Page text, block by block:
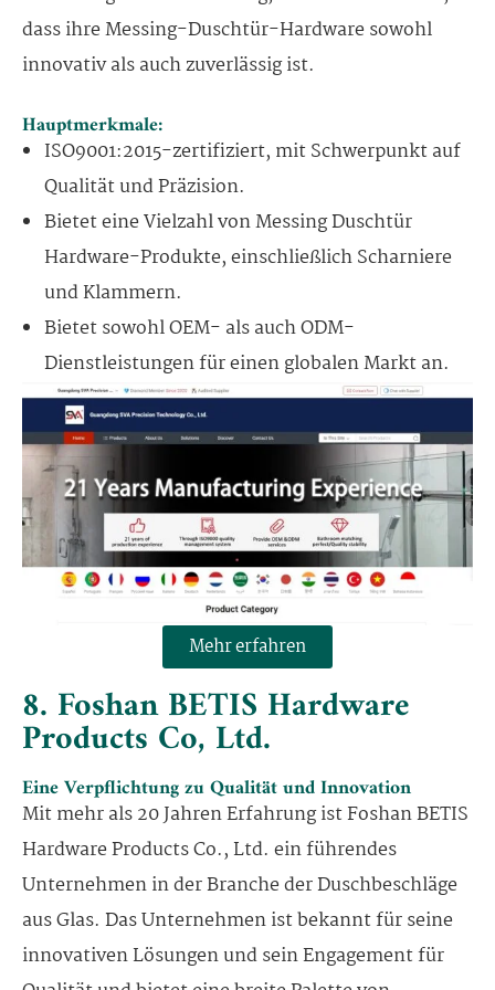
dass ihre Messing-Duschtür-Hardware sowohl
innovativ als auch zuverlässig ist.
Hauptmerkmale:
ISO9001:2015-zertifiziert, mit Schwerpunkt auf
Qualität und Präzision.
Bietet eine Vielzahl von Messing Duschtür
Hardware-Produkte, einschließlich Scharniere
und Klammern.
Bietet sowohl OEM- als auch ODM-
Dienstleistungen für einen globalen Markt an.
Mehr erfahren
8. Foshan BETIS Hardware
Products Co, Ltd.
Eine Verpflichtung zu Qualität und Innovation
Mit mehr als 20 Jahren Erfahrung ist Foshan BETIS
Hardware Products Co., Ltd. ein führendes
Unternehmen in der Branche der Duschbeschläge
aus Glas. Das Unternehmen ist bekannt für seine
innovativen Lösungen und sein Engagement für